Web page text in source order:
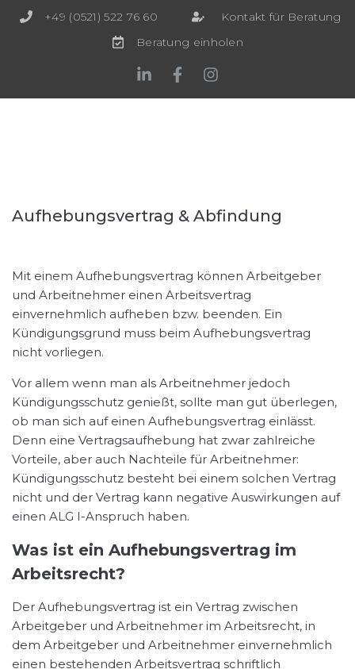
+49 (0521) 522 76 60
Kontakt für Beratung
Beratung einholen
Aufhebungsvertrag & Abfindung
Mit einem Aufhebungsvertrag können Arbeitgeber
und Arbeitnehmer einen Arbeitsvertrag
einvernehmlich aufheben bzw. beenden. Ein
Kündigungsgrund muss beim Aufhebungsvertrag
nicht vorliegen.
Vor allem wenn man als Arbeitnehmer jedoch
Kündigungsschutz genießt, sollte man gut überlegen,
ob man sich auf einen Aufhebungsvertrag einlässt.
Denn eine Vertragsaufhebung hat zwar zahlreiche
Vorteile, aber auch Nachteile für Arbeitnehmer:
Kündigungsschutz besteht bei einem solchen Vertrag
nicht und der Vertrag kann negative Auswirkungen auf
einen ALG I-Anspruch haben.
Was ist ein Aufhebungsvertrag im
Arbeitsrecht?
Der Aufhebungsvertrag ist ein Vertrag zwischen
Arbeitgeber und Arbeitnehmer im Arbeitsrecht, in
dem Arbeitgeber und Arbeitnehmer einvernehmlich
einen bestehenden Arbeitsvertrag schriftlich